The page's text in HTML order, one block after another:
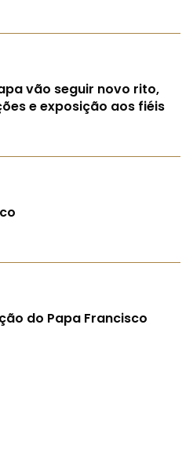
vão seguir novo rito,
e exposição aos fiéis
do Papa Francisco